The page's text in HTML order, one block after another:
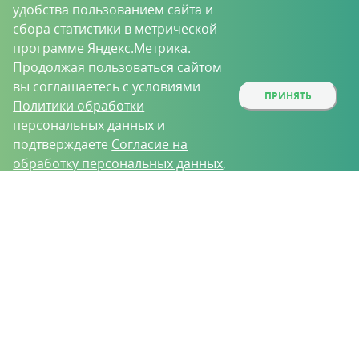
удобства пользованием сайта и
сбора статистики в метрической
программе Яндекс.Метрика.
Продолжая пользоваться сайтом
вы соглашаетесь с условиями
Политики обработки
персональных данных и
подтверждаете Согласие на
обработку персональных данных,
ПРИНЯТЬ